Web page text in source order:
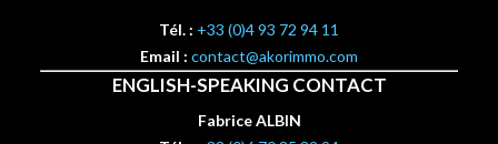
Tél. : +33 (0)4 93 72 94 11
Email : contact@akorimmo.com
ENGLISH-SPEAKING CONTACT
Fabrice ALBIN